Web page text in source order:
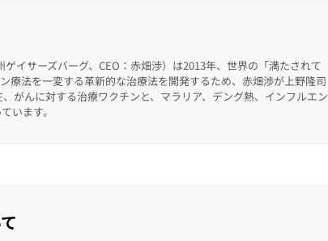
イサーズバーグ、CEO：赤畑渉）は2013年、世界の「満たされて
療法を一変する革新的な治療法を開発するため、赤畑渉が上野隆司
がんに対する治療ワクチンと、マラリア、デング熱、インフルエン
います。